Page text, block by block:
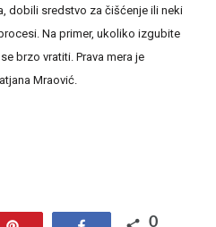
dobili sredstvo za čišćenje ili neki
Na primer, ukoliko izgubite
brzo vratiti. Prava mera je
Mraović.
0